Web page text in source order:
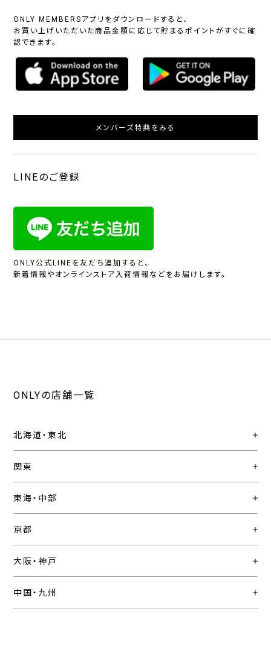
ONLY MEMBERSアプリをダウンロードすると、
お買い上げいただいた商品金額に応じて貯まるポイントがすぐに確
認できます。
メンバーズ特典をみる
LINEのご登録
ONLY公式LINEを友だち追加すると、
新着情報やオンラインストア入荷情報などをお届けします。
ONLYの店舗一覧
北海道・東北
関東
東海・中部
京都
大阪・神戸
中国・九州